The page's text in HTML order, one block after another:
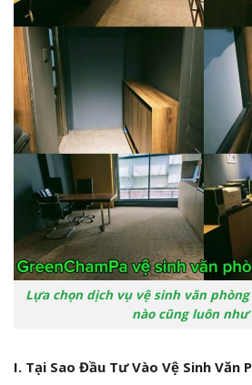
Lựa chọn dịch vụ vệ sinh văn
nào cũng luôn
I. Tại Sao Đầu Tư Vào Vệ Sinh Văn